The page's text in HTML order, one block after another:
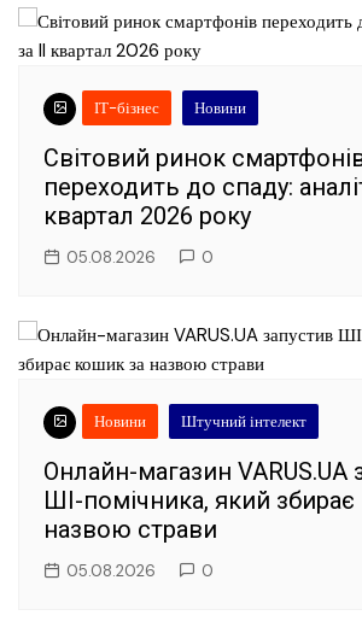
ІТ-бізнес Новини
Світовий ринок
переходить до спаду:
квартал 2026 року
05.08.2026 0
Новини Штучний інтелект
Онлайн-магазин VARUS.UA
ШІ-помічника, який
назвою страви
05.08.2026 0